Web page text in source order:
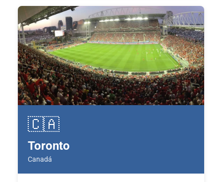
🇨🇦
Toronto
Canadá